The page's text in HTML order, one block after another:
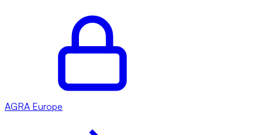
AGRA Europe